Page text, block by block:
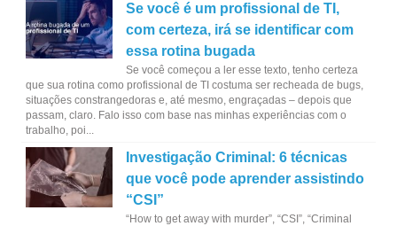
Se você é um profissional de TI,
com certeza, irá se identificar com
essa rotina bugada
Se você começou a ler esse texto, tenho certeza
que sua rotina como profissional de TI costuma ser recheada de bugs,
situações constrangedoras e, até mesmo, engraçadas – depois que
passam, claro. Falo isso com base nas minhas experiências com o
trabalho, poi...
Investigação Criminal: 6 técnicas
que você pode aprender assistindo
“CSI”
“How to get away with murder”, “CSI”, “Criminal